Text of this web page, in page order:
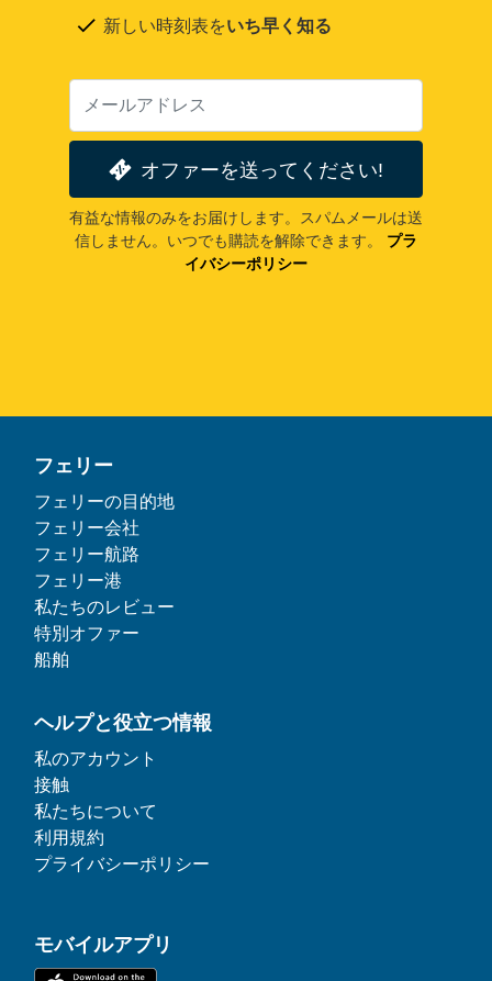
新しい時刻表をいち早く知る
オファーを送ってください!
有益な情報のみをお届けします。スパムメールは送
信しません。いつでも購読を解除できます。
プラ
イバシーポリシー
フェリー
フェリーの目的地
フェリー会社
フェリー航路
フェリー港
私たちのレビュー
特別オファー
船舶
ヘルプと役立つ情報
私のアカウント
接触
私たちについて
利用規約
プライバシーポリシー
モバイルアプリ